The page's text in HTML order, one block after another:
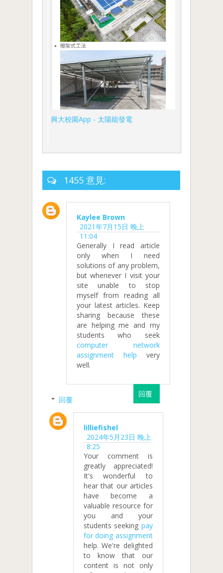
興大校園App - 太陽能發電
1455 意見:
Kaylee Brown
2021年7月15日 晚上
11:04
Generally I read article
only when I need
solutions of any problem,
but whenever I visit your
site unable to stop
myself from reading all
your latest articles. Keep
sharing because these
are helping me and my
students who seek
computer network
assignment help very
well.
回覆
回覆
lilliefishel
2024年5月23日 晚上
8:25
Your comment is
greatly appreciated!
It's wonderful to
hear that our articles
have become a
valuable resource for
you and your
students seeking pay
for doing assignment
help. We're delighted
to know that our
content is not only